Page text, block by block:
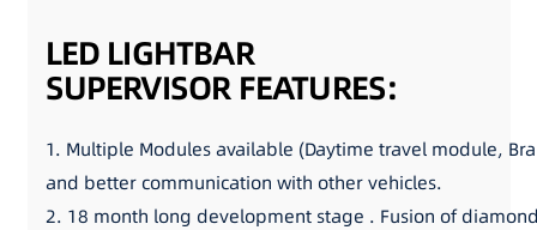
LED LIGHTBAR
SUPERVISOR FEATURES:
1. Multiple Modules available (Daytime travel module,
and better communication with other vehicles.
2. 18 month long development stage . Fusion of